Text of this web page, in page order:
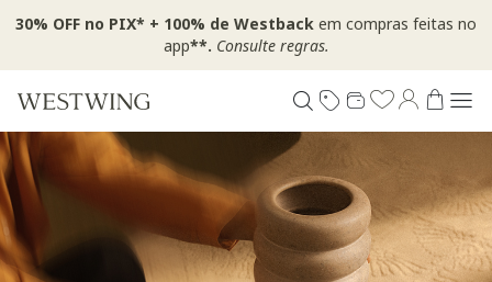
30% OFF no PIX* + 100% de Westback em compras feitas no
app**. Consulte regras.